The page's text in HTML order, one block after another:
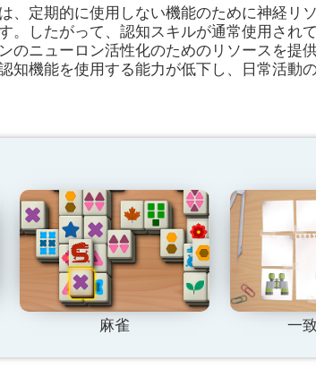
、定期的に使用しない機能のために神経リ
。したがって、認知スキルが通常使用され
のニューロン活性化のためのリソースを提
知機能を使用する能力が低下し、日常活動
麻雀 一